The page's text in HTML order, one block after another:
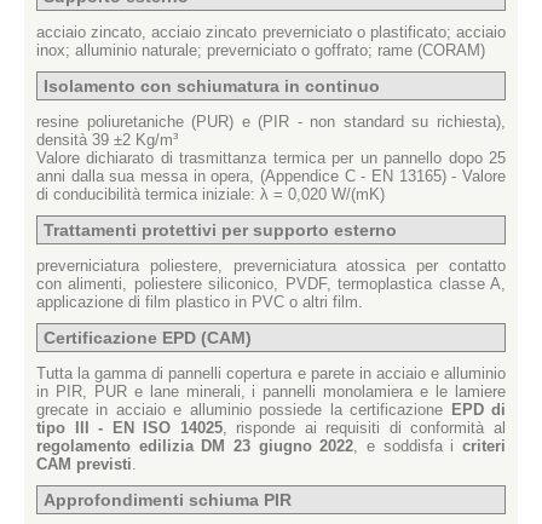
acciaio zincato, acciaio zincato preverniciato o plastificato; acciaio
inox; alluminio naturale; preverniciato o goffrato; rame (CORAM)
Isolamento con schiumatura in continuo
resine poliuretaniche (PUR) e (PIR - non standard su richiesta),
densità 39 ±2 Kg/m³
Valore dichiarato di trasmittanza termica per un pannello dopo 25
anni dalla sua messa in opera, (Appendice C - EN 13165) - Valore
di conducibilità termica iniziale: λ = 0,020 W/(mK)
Trattamenti protettivi per supporto esterno
preverniciatura poliestere, preverniciatura atossica per contatto
con alimenti, poliestere siliconico, PVDF, termoplastica classe A,
applicazione di film plastico in PVC o altri film.
Certificazione EPD (CAM)
Tutta la gamma di pannelli copertura e parete in acciaio e alluminio
in PIR, PUR e lane minerali, i pannelli monolamiera e le lamiere
grecate in acciaio e alluminio possiede la certificazione EPD di
tipo III - EN ISO 14025, risponde ai requisiti di conformità al
regolamento edilizia DM 23 giugno 2022 , e soddisfa icriteri
CAM previsti
Approfondimenti schiuma PIR